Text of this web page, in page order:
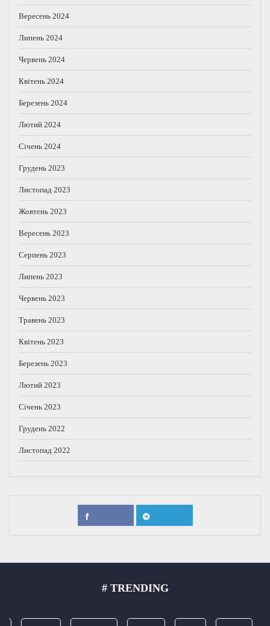
Вересень 2024
Липень 2024
Червень 2024
Квітень 2024
Березень 2024
Лютий 2024
Січень 2024
Грудень 2023
Листопад 2023
Жовтень 2023
Вересень 2023
Серпень 2023
Липень 2023
Червень 2023
Травень 2023
Квітень 2023
Березень 2023
Лютий 2023
Січень 2023
Грудень 2022
Листопад 2022
# TRENDING